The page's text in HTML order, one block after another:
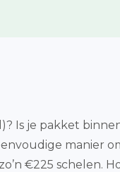
Is je pakket
manier
€225 schelen.